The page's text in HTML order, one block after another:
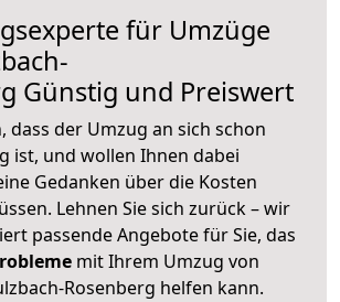
für Umzüge
Günstig und Preiswert
dass der Umzug an sich schon
ist, und wollen Ihnen dabei
Gedanken über die Kosten
Lehnen Sie sich zurück – wir
passende Angebote für Sie, das
mit Ihrem Umzug von
Rosenberg helfen kann.